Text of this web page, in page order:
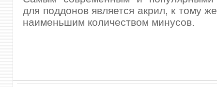
для поддонов является акрил, к тому
наименьшим количеством минусов.